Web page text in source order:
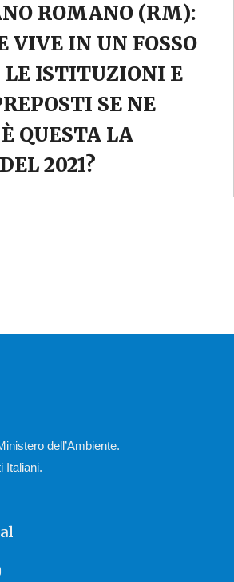
ROMANO (RM):
VIVE IN UN FOSSO
LE ISTITUZIONI E
SE NE
QUESTA LA
2021?
dell’Ambiente.
Italiani.